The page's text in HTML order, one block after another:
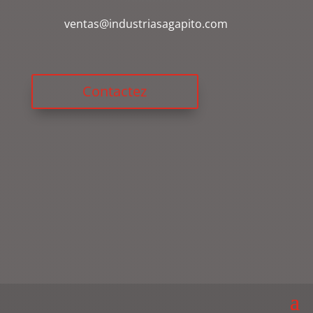
ventas@industriasagapito.com
Contactez